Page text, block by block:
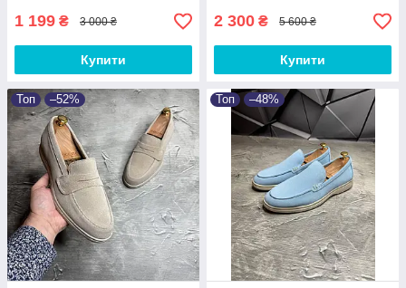
1 199 ₴ 3 000 ₴
Купити
2 300 ₴ 5 600 ₴
Купити
Топ –52% Топ –48%